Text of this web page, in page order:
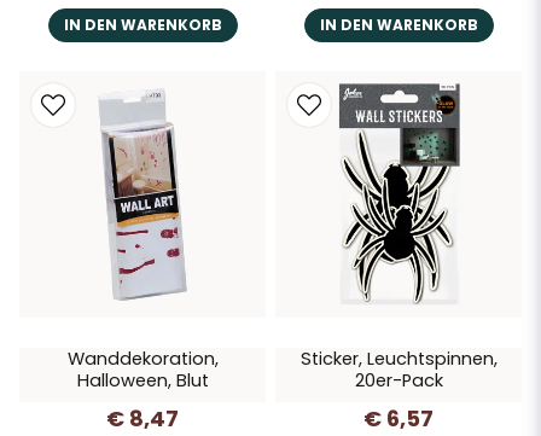
IN DEN WARENKORB IN DEN WARENKORB
Wanddekoration,
Halloween, Blut
€ 8,47
Sticker, Leuchtspinnen,
20er-Pack
€ 6,57